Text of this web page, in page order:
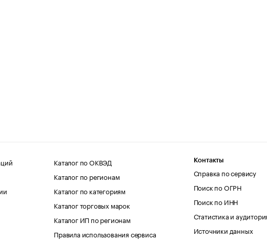
Каталог по ОКВЭД
Каталог по регионам
Каталог по категориям
Каталог торговых марок
Каталог ИП по регионам
Правила использования сервиса
Контакты
Справка по сервису
Поиск по ОГРН
Поиск по ИНН
Статистика и
Источники данных